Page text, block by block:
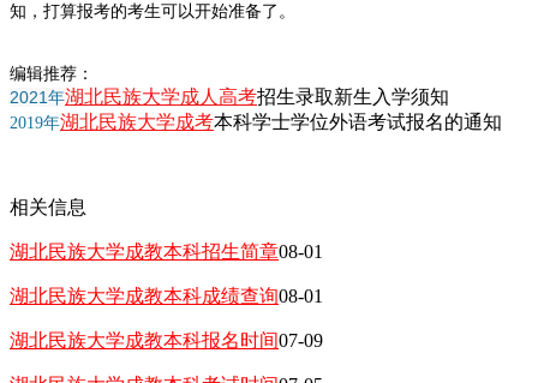
知，打算报考的考生可以开始准备了。
编辑推荐：
2021年湖北民族大学成人高考招生录取新生入学须知
2019年湖北民族大学成考本科学士学位外语考试报名的通知
相关信息
湖北民族大学成教本科招生简章08-01
湖北民族大学成教本科成绩查询08-01
湖北民族大学成教本科报名时间07-09